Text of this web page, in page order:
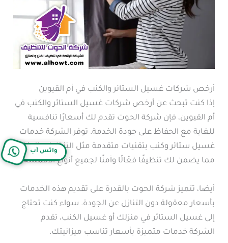
أرخص شركات غسيل الستائر والكنب في أم القيوين
إذا كنت تبحث عن أرخص شركات غسيل الستائر والكنب في
أم القيوين، فإن شركة الحوت تقدم لك أسعارًا تنافسية
للغاية مع الحفاظ على جودة الخدمة. توفر الشركة خدمات
غسيل ستائر وكنب بتقنيات متقدمة مثل التنظيف بالبخار،
مما يضمن لك تنظيفًا فعّالًا وآمنًا لجميع أنواع الأقمشة.
أيضا، تتميز شركة الحوت بالقدرة على تقديم هذه الخدمات
بأسعار معقولة دون التنازل عن الجودة. سواء كنت تحتاج
إلى غسيل الستائر في منزلك أو غسيل الكنب، تقدم
الشركة خدمات متميزة بأسعار تناسب ميزانيتك.
واتس آب